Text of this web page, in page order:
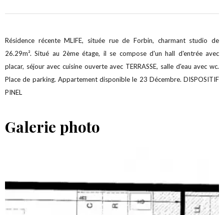
Résidence récente MLIFE, située rue de Forbin, charmant studio de
26.29m². Situé au 2ème étage, il se compose d'un hall d'entrée avec
placar, séjour avec cuisine ouverte avec TERRASSE, salle d'eau avec wc.
Place de parking. Appartement disponible le 23 Décembre. DISPOSITIF
PINEL
Galerie photo